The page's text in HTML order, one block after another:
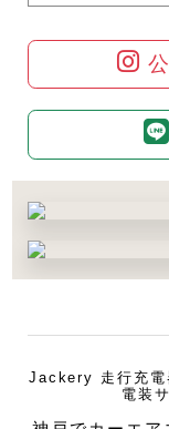
Jackery 走行充電
電装